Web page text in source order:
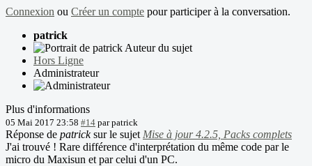
Connexion ou Créer un compte pour participer à la conversation.
patrick
Auteur du sujet
Hors Ligne
Administrateur
Plus d'informations
05 Mai 2017 23:58 #14 parpatrick
Réponse de patricksur le sujet Mise à jour 4.2.5, Packs complets
J'ai trouvé ! Rare différence d'interprétation du même code par le
micro du Maxisun et par celui d'un PC.